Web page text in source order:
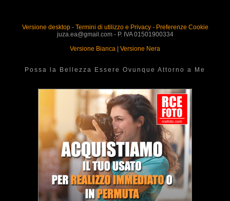
Versione desktop- Termini di utilizzo e Privacy- Preferenze Cookie
juza.ea@gmail.com - P. IVA 01501900334
Versione Bianca
Versione Nera
Possa la Bellezza Essere Ovunque Attorno a Me